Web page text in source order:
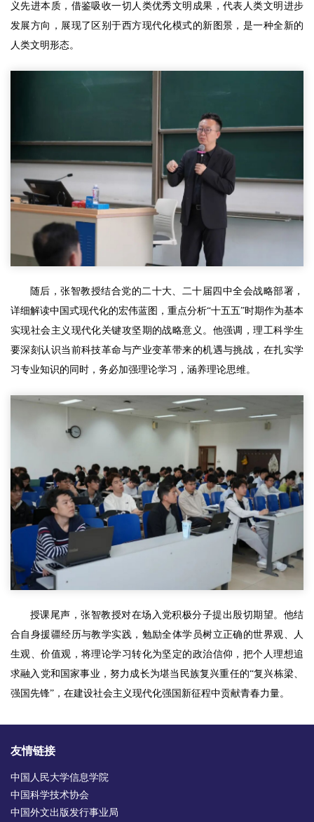
义先进本质，借鉴吸收一切人类优秀文明成果，代表人类文明进步
发展方向，展现了区别于西方现代化模式的新图景，是一种全新的
人类文明形态。
随后，张智教授结合党的二十大、二十届四中全会战略部署，
详细解读中国式现代化的宏伟蓝图，重点分析“十五五”时期作为基本
实现社会主义现代化关键攻坚期的战略意义。他强调，理工科学生
要深刻认识当前科技革命与产业变革带来的机遇与挑战，在扎实学
习专业知识的同时，务必加强理论学习，涵养理论思维。
授课尾声，张智教授对在场入党积极分子提出殷切期望。他结
合自身援疆经历与教学实践，勉励全体学员树立正确的世界观、人
生观、价值观，将理论学习转化为坚定的政治信仰，把个人理想追
求融入党和国家事业，努力成长为堪当民族复兴重任的“复兴栋梁、
强国先锋”，在建设社会主义现代化强国新征程中贡献青春力量。
友情链接
中国人民大学信息学院
中国科学技术协会
中国外文出版发行事业局